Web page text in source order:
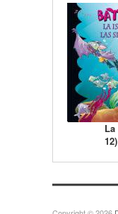
12)